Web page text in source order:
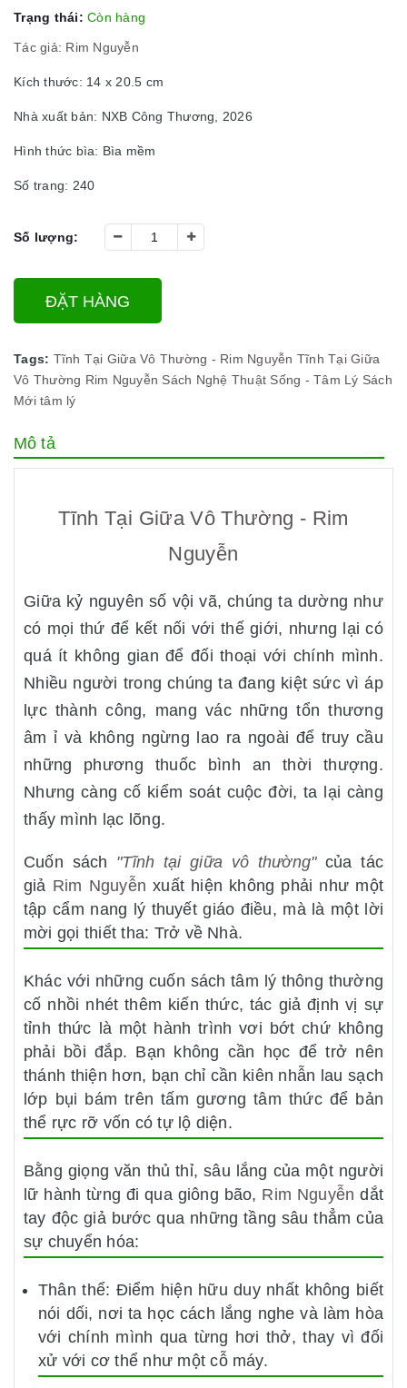
Trạng thái: Còn hàng
Tác giả: Rim Nguyễn
Kích thước: 14 x 20.5 cm
Nhà xuất bản: NXB Công Thương, 2026
Hình thức bìa: Bìa mềm
Số trang: 240
Số lượng:
ĐẶT HÀNG
Tags: Tĩnh Tại Giữa Vô Thường - Rim Nguyễn Tĩnh Tại Giữa
Vô Thường Rim Nguyễn Sách Nghệ Thuật Sống - Tâm Lý Sách
Mới tâm lý
Mô tả
Tĩnh Tại Giữa Vô Thường - Rim
Nguyễn
Giữa kỷ nguyên số vội vã, chúng ta dường như
có mọi thứ để kết nối với thế giới, nhưng lại có
quá ít không gian để đối thoại với chính mình.
Nhiều người trong chúng ta đang kiệt sức vì áp
lực thành công, mang vác những tổn thương
âm ỉ và không ngừng lao ra ngoài để truy cầu
những phương thuốc bình an thời thượng.
Nhưng càng cố kiểm soát cuộc đời, ta lại càng
thấy mình lạc lõng.
Cuốn sách "Tĩnh tại giữa vô thường"của tác
giả Rim Nguyễn xuất hiện không phải như một
tập cẩm nang lý thuyết giáo điều, mà là một lời
mời gọi thiết tha: Trở về Nhà.
Khác với những cuốn sách tâm lý thông thường
cố nhồi nhét thêm kiến thức, tác giả định vị sự
tỉnh thức là một hành trình vơi bớt chứ không
phải bồi đắp. Bạn không cần học để trở nên
thánh thiện hơn, bạn chỉ cần kiên nhẫn lau sạch
lớp bụi bám trên tấm gương tâm thức để bản
thể rực rỡ vốn có tự lộ diện.
Bằng giọng văn thủ thỉ, sâu lắng của một người
lữ hành từng đi qua giông bão, Rim Nguyễn dắt
tay độc giả bước qua những tầng sâu thẳm của
sự chuyển hóa:
Thân thể: Điểm hiện hữu duy nhất không biết
nói dối, nơi ta học cách lắng nghe và làm hòa
với chính mình qua từng hơi thở, thay vì đối
xử với cơ thể như một cỗ máy.